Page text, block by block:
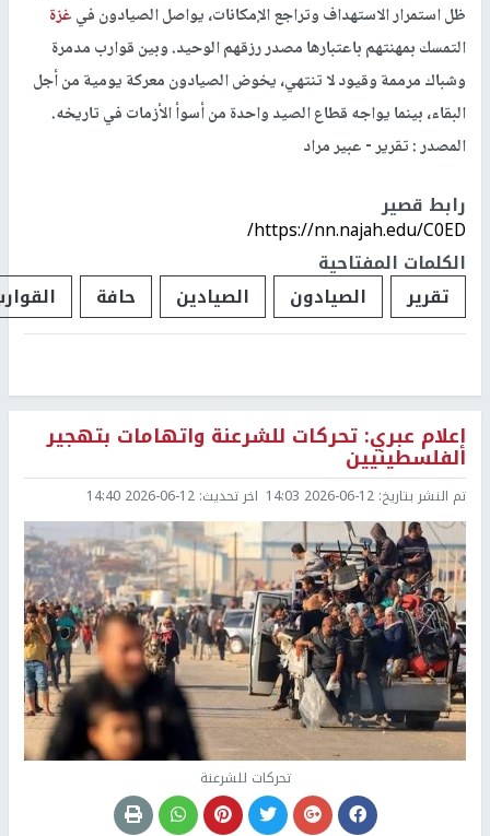
ظل استمرار الاستهداف وتراجع الإمكانات، يواصل الصيادون فيغزة
التمسك بمهنتهم باعتبارها مصدر رزقهم الوحيد. وبين قوارب مدمرة
وشباك مرممة وقيود لا تنتهي، يخوض الصيادون معركة يومية من أجل
البقاء، بينما يواجه قطاع الصيد واحدة من أسوأ الأزمات في تاريخه.
المصدر : تقرير - عبير مراد
رابط قصير
https://nn.najah.edu/C0ED/
الكلمات المفتاحية
تقرير
الصيادون الصيادين حافة
إعلام عبري: تحركات للشرعنة واتهامات بتهجير
الفلسطينيين
تم النشر بتاريخ: 2026-06-12 14:03 اخر تحديث: 2026-06-12 14:40
تحركات للشرعنة